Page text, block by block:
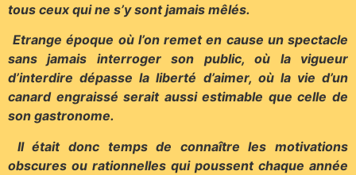
tous ceux qui ne s’y sont jamais mêlés.
Etrange époque où l’on remet en cause un spectacle
sans jamais interroger son public, où la vigueur
d’interdire dépasse la liberté d’aimer, où la vie d’un
canard engraissé serait aussi estimable que celle de
son gastronome.
Il était donc temps de connaître les motivations
obscures ou rationnelles qui poussent chaque année